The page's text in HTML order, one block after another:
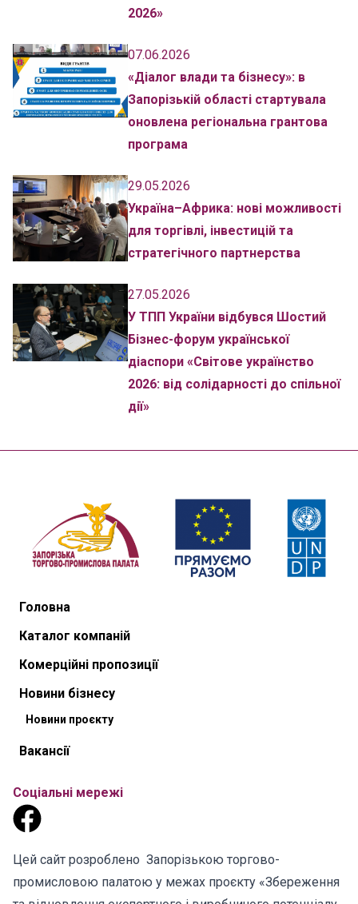
2026»
07.06.2026
«Діалог влади та бізнесу»: в
Запорізькій області стартувала
оновлена регіональна грантова
програма
29.05.2026
Україна–Африка: нові можливості
для торгівлі, інвестицій та
стратегічного партнерства
27.05.2026
У ТПП України відбувся Шостий
Бізнес-форум української
діаспори «Світове українство
2026: від солідарності до спільної
дії»
Головна
Каталог компаній
Комерційні пропозиції
Новини бізнесу
Новини проєкту
Вакансії
Соціальні мережі
Цей сайт розроблено Запорізькою торгово-
промисловою палатою у межах проєкту «Збереження